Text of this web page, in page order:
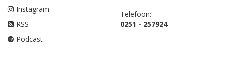
Instagram
RSS
Podcast
Telefoon:
0251 - 257924